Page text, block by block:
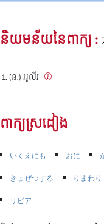
និយមន័យនៃពាក្យ :
(ន.) អូលីវ
ពាក្យស្រដៀង
いくえにも おに
きょぜつする
りまわり
リビア